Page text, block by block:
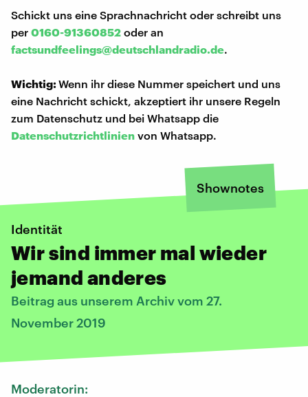
Schickt uns eine Sprachnachricht oder schreibt uns
per 0160-91360852 oder an
factsundfeelings@deutschlandradio.de.
Wichtig:Wenn ihr diese Nummer speichert und uns
eine Nachricht schickt, akzeptiert ihr unsere Regeln
zum Datenschutz und bei Whatsapp die
Datenschutzrichtlinien von Whatsapp.
Shownotes
Identität
Wir sind immer mal wieder
jemand anderes
Beitrag aus unserem Archiv vom 27.
November 2019
Moderatorin: